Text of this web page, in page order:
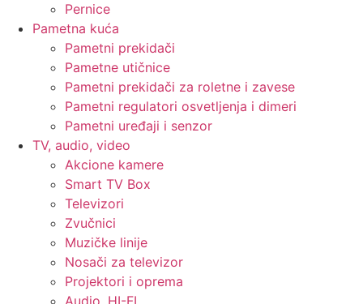
Pernice
Pametna kuća
Pametni prekidači
Pametne utičnice
Pametni prekidači za roletne i zavese
Pametni regulatori osvetljenja i dimeri
Pametni uređaji i senzor
TV, audio, video
Akcione kamere
Smart TV Box
Televizori
Zvučnici
Muzičke linije
Nosači za televizor
Projektori i oprema